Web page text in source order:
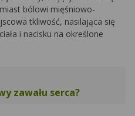
bólowi mięśniowo-
tkliwość, nasilająca się
i nacisku na określone
zawału serca?